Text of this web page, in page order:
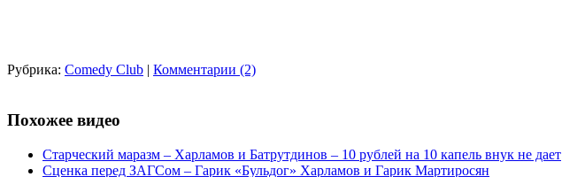
Рубрика: Comedy Club | Комментарии (2)
Похожее видео
Старческий маразм – Харламов и Батрутдинов – 10 рублей на 10 капель внук не дает
Сценка перед ЗАГСом – Гарик «Бульдог» Харламов и Гарик Мартиросян